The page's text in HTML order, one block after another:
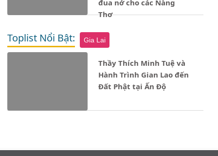
đua nở cho các Nàng
Thơ
Toplist Nổi Bật: Gia Lai
Thầy Thích Minh Tuệ và
Hành Trình Gian Lao đến
Đất Phật tại Ấn Độ
Notice: Undefined property: stdClass::$ten_loai in